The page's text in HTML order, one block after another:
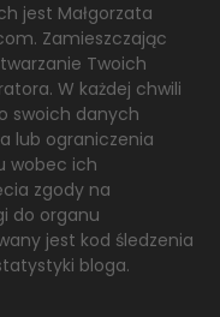
jest Małgorzata
Zamieszczając
Twoich
W każdej chwili
swoich danych
lub ograniczenia
wobec ich
zgody na
do organu
jest kod śledzenia
bloga.